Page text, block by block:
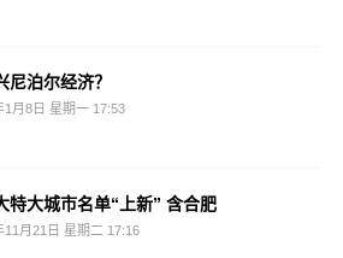
尼泊尔经济？
1月8日 星期一 17:53
特大城市名单“上新” 含合肥
11月21日 星期二 17:16